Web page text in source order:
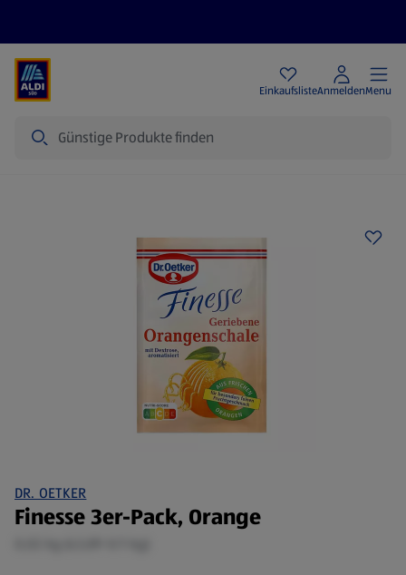
EinkaufslisteAnmeldenMenu
DR. OETKER
Finesse 3er-Pack, Orange